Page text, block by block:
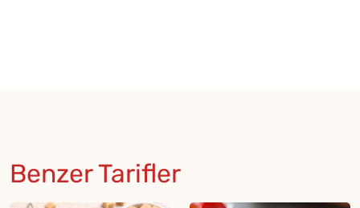
Benzer Tarifler